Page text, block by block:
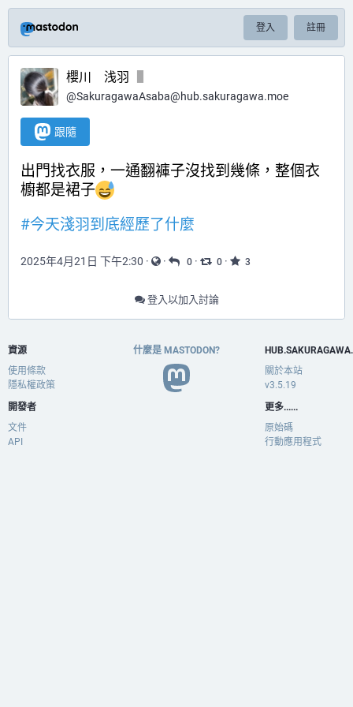
登入 註冊
櫻川 浅羽
@SakuragawaAsaba@hub.sakuragawa.moe
跟隨
出門找衣服，一通翻褲子沒找到幾條，整個衣
櫥都是裙子
#今天淺羽到底經歷了什麼
2025年4月21日 下午2:30 · · 0 · 0 · 3
登入以加入討論
資源
使用條款
隱私權政策
開發者
文件
API
什麼是 MASTODON?
關於本站
v3.5.19
更多......
原始碼
行動應用程式